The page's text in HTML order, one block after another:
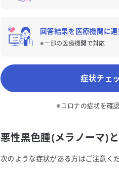
回答結果を医療機関に
※一部の医療機関で対応
症状チェ
※コロナの症状を確
悪性黒色腫(メラノーマ)
次のような症状がある方はご注意くだ